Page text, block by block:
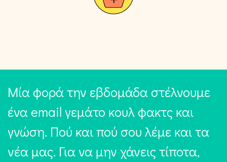
Μία φορά την εβδομάδα στέλνουμε
ένα email γεμάτο κουλ φακτς και
γνώση. Πού και πού σου λέμε και τα
νέα μας. Για να μην χάνεις τίποτα,